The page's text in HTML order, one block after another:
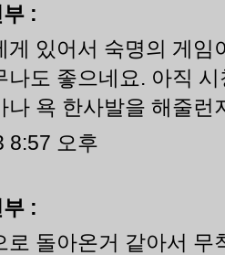
:
게 있어서 숙명의 게
나도 좋으네요. 아직
나 욕 한사발을 해줄런
8:57 오후
:
로 돌아온거 같아서